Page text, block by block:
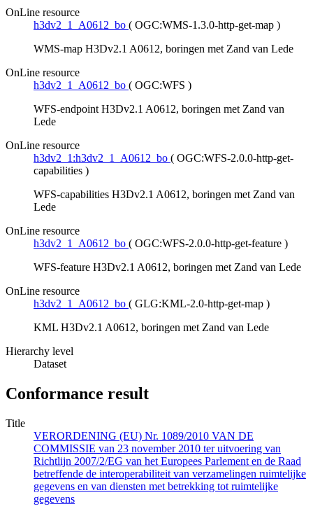
OnLine resource
h3dv2_1_A0612_bo ( OGC:WMS-1.3.0-http-get-map )
WMS-map H3Dv2.1 A0612, boringen met Zand van Lede
OnLine resource
h3dv2_1_A0612_bo ( OGC:WFS )
WFS-endpoint H3Dv2.1 A0612, boringen met Zand van
Lede
OnLine resource
h3dv2_1:h3dv2_1_A0612_bo ( OGC:WFS-2.0.0-http-get-
capabilities )
WFS-capabilities H3Dv2.1 A0612, boringen met Zand van
Lede
OnLine resource
h3dv2_1_A0612_bo ( OGC:WFS-2.0.0-http-get-feature )
WFS-feature H3Dv2.1 A0612, boringen met Zand van Lede
OnLine resource
h3dv2_1_A0612_bo ( GLG:KML-2.0-http-get-map )
KML H3Dv2.1 A0612, boringen met Zand van Lede
Hierarchy level
Dataset
Conformance result
Title
VERORDENING (EU) Nr. 1089/2010 VAN DE
COMMISSIE van 23 november 2010 ter uitvoering van
Richtlijn 2007/2/EG van het Europees Parlement en de Raad
betreffende de interoperabiliteit van verzamelingen ruimtelijke
gegevens en van diensten met betrekking tot ruimtelijke
gegevens